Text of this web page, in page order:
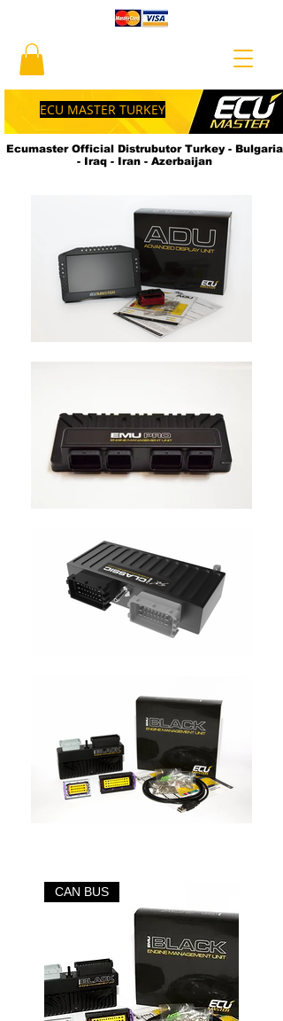
ECU MASTER TURKEY
Ecumaster Official Distrubutor Turkey - Bulgaria
- Iraq - Iran - Azerbaijan
CAN BUS